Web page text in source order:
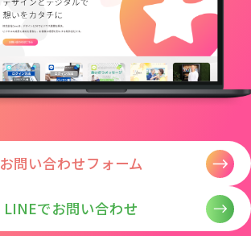
お問い合わせフォーム
LINEでお問い合わせ